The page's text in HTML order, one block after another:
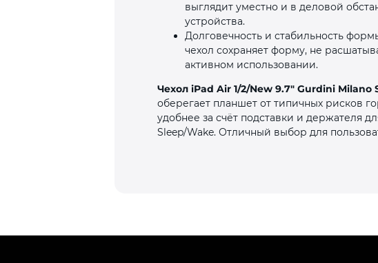
выглядит уместно и в деловой
устройства.
Долговечность и стабильность
чехол сохраняет форму, не
активном использовании.
Чехол iPad Air 1/2/New 9.7" Gurdini Milano
оберегает планшет от типичных рисков
удобнее за счёт подставки и держателя
Sleep/Wake. Отличный выбор для